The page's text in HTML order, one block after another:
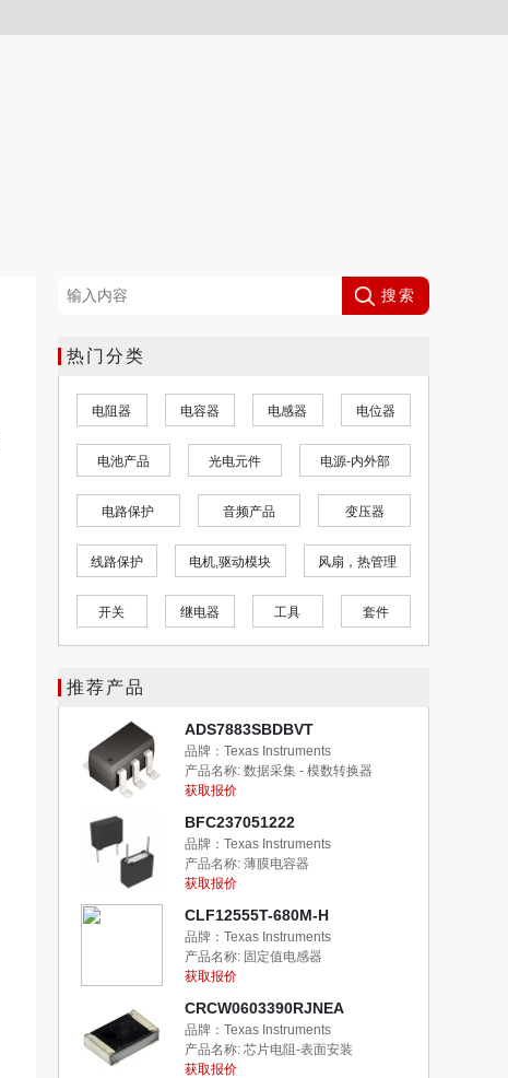
搜索
热门分类
光电元件 电源-内外部
音频产品 变压器
电机,驱动模块 风扇，热管理
晶振
电缆组件
连接器
五金,配件
静电控制，ESD，无尘室产品
推荐产品
ADS7883SBDBVT
品牌：Texas Instruments
产品名称: 数据采集 - 模数转换器
获取报价
BFC237051222
品牌：Texas Instruments
产品名称: 薄膜电容器
获取报价
CLF12555T-680M-H
品牌：Texas Instruments
产品名称: 固定值电感器
获取报价
CRCW0603390RJNEA
品牌：Texas Instruments
产品名称: 芯片电阻-表面安装
获取报价